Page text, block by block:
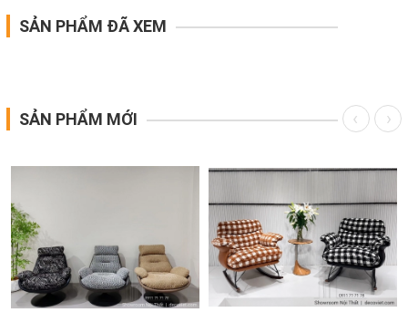
SẢN PHẨM ĐÃ XEM
SẢN PHẨM MỚI